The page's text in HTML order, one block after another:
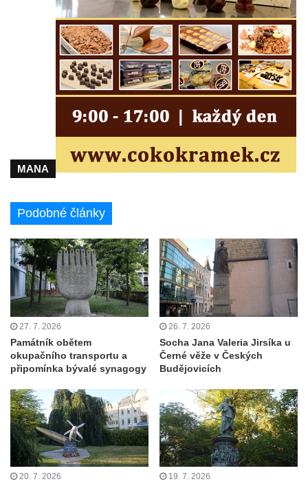
Hoře
Kenotaf Oskara Ringelhana na hřbitově v
Benešově nad Ploučnicí
Kenotaf Augusta Michela na hřbitově v
Benešově nad Ploučnicí
nad Ploučnicí
Hrob Theodora Sommera na hřbitově v
Benešově nad Ploučnicí
Benešově nad Ploučnicí
Hrob Christodoulona Panayiotise na
hřbitově v Benešově nad Ploučnicí
Hrob Franze Wünsche na hřbitově v
Benešově nad Ploučnicí
Pamětní desky obětem 1. světové války v
kapli Panny Marie Bolestné v Benešově
nad Ploučnicí
Pamětní deska Samuela Fullera na zámku
v Sokolově
Kenotaf Ericha Ullmanna na hřbitově
Šumburk nad Desnou v Tanvaldu
Hrob Pavla Patušnika na hřbitově Šumburk
nad Desnou v Tanvaldu
Hrob sovětských dětí na hřbitově Šumburk
MANA
Podobné články
27. 7. 2026
Památník obětem
okupačního transportu a
připomínka bývalé synagogy
26. 7. 2026
Socha Jana Valeria Jirsíka u
Černé věže v Českých
Budějovicích
20. 7. 2026 19. 7. 2026